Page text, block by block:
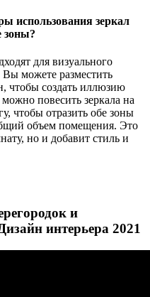
использования зеркал
зоны?
для визуального
можете разместить
чтобы создать иллюзию
повесить зеркала на
чтобы отразить обе зоны
объем помещения. Это
но и добавит стиль и
и
интерьера 2021